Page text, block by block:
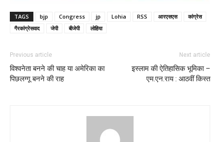
TAGS bjp Congress jp Lohia RSS आरएसएस
कांग्रेस
गैरकांग्रेसवाद
जेपी बीजेपी लोहिया
Previous article
विश्वनेता बनने की चाह या अमेरिका का
पिछलग्गू बनने की राह
Next article
इस्लाम की ऐतिहासिक भूमिका –
एम.एन.राय : आठवीं किस्त